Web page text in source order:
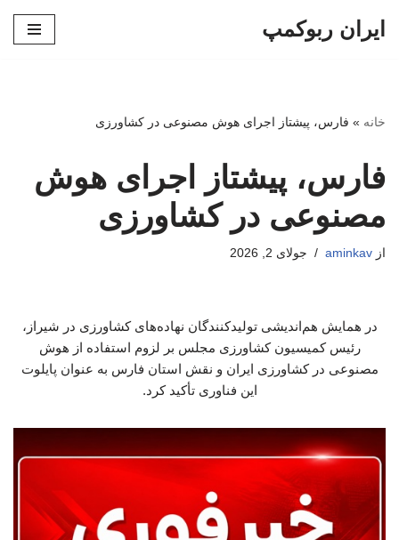
ایران ربوکمپ
خانه » فارس، پیشتاز اجرای هوش مصنوعی در کشاورزی
فارس، پیشتاز اجرای هوش
مصنوعی در کشاورزی
از aminkav جولای 2, 2026
در همایش هم‌اندیشی تولیدکنندگان نهاده‌های کشاورزی در شیراز،
رئیس کمیسیون کشاورزی مجلس بر لزوم استفاده از هوش
مصنوعی در کشاورزی ایران و نقش استان فارس به عنوان پایلوت
این فناوری تأکید کرد.